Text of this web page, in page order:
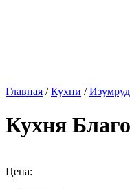
Главная /Кухни /
Кухня
Цена: